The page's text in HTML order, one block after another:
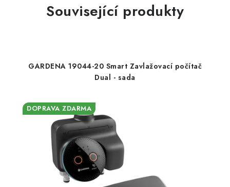
Související produkty
GARDENA 19044-20 Smart Zavlažovací počítač
Dual - sada
DOPRAVA ZDARMA